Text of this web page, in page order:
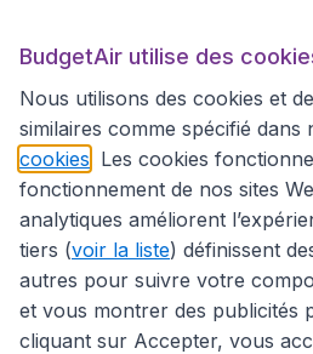
Sites internationaux
Déclaration d’accessibilité
BudgetAir utilise des
Nous utilisons des cookies et
similaires comme spécifié dans
cookies . Les cookies
fonctionnement de nos sites
analytiques améliorent
tiers (voir la liste) définissent
autres pour suivre votre
et vous montrer des publicités
cliquant sur Accepter, vous